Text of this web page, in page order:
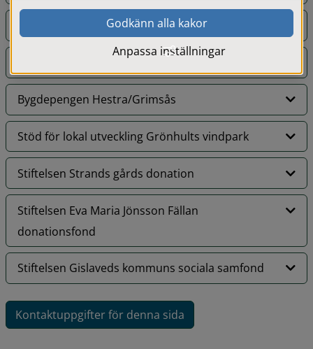
Sydvattens Bolmenfond
Stiftelsen Gusftaf Svenssons trivselfond
Bygdepengen Hestra/Grimsås
Stöd för lokal utveckling Grönhults vindpark
Stiftelsen Strands gårds donation
Stiftelsen Eva Maria Jönsson Fällan
donationsfond
Stiftelsen Gislaveds kommuns sociala samfond
Kontaktuppgifter för denna sida
Godkänn alla kakor
Anpassa inställningar